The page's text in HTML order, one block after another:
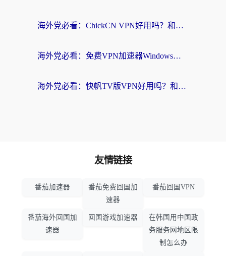
海外党必看：ChickCN VPN好用吗？和星河VPN对比哪个回国效果更好？附真实体验+避坑指南
海外党必看：免费VPN加速器Windows版怎么选？附真实测评与无缝访问国内资源指南
海外党必看：快帆TV版VPN好用吗？和hi龟龟VPN对比哪个回国效果更好？附免费加速器选择指南
友情链接
番茄加速器
番茄免费回国加
速器
番茄回国VPN
番茄海外回国加
速器
回国游戏加速器
在韩国用中国政
务服务网地区限
制怎么办